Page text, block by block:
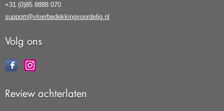
+31 (0)85 8888 070
support@vloerbedekkingvoordelig.nl
Volg ons
Review achterlaten